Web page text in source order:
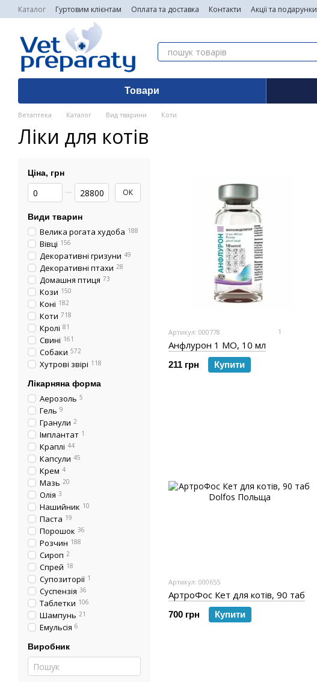
Перейти до основного контенту
Каталог Гуртовим клієнтам Оплата та доставка Контакти Акції та подарунки
Товари
Ветаптека Каталог Вид тварини Коти
Ліки для котів
Артикул: 000778 1
Анфлурон 1 МО, 10 мл
211 грн Купити
Артикул: 000655
АртроФос Кет для котів, 90 таб
700 грн Купити
Ціна, грн
Від Ціна, грн
До Ціна, грн ОК
Види тварин
Велика рогата худоба 188
Вівці 156
Декоративні гризуни 49
Декоративні птахи 28
Домашня птиця 73
Кози 150
Коні 182
Коти 718
Кролі 81
Свині 161
Собаки 572
Хутрові звірі 118
Лікарняна форма
Аерозоль 5
Гель 9
Гранули 2
Імплантат 1
Краплі 44
Капсули 45
Крем 4
Мазь 20
Олія 3
Нашийник 10
Паста 19
Порошок 36
Розчин 188
Сироп 2
Спрей 18
Супозиторії 1
Суспензія 36
Таблетки 106
Шампунь 21
Емульсія 6
Виробник